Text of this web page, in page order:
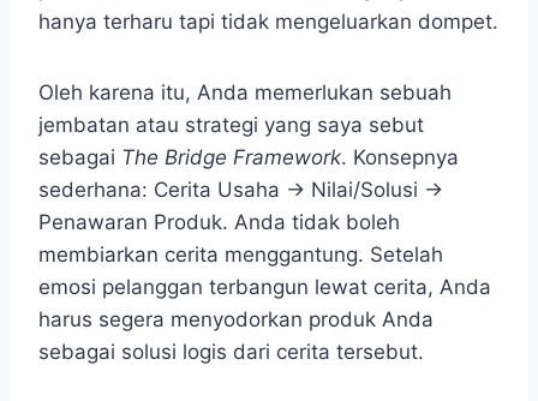
hanya terharu tapi tidak mengeluarkan dompet.
Oleh karena itu, Anda memerlukan sebuah
jembatan atau strategi yang saya sebut
sebagai The Bridge Framework. Konsepnya
sederhana: Cerita Usaha -> Nilai/Solusi ->
Penawaran Produk. Anda tidak boleh
membiarkan cerita menggantung. Setelah
emosi pelanggan terbangun lewat cerita, Anda
harus segera menyodorkan produk Anda
sebagai solusi logis dari cerita tersebut.